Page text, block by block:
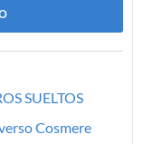
SUELTOS
Cosmere